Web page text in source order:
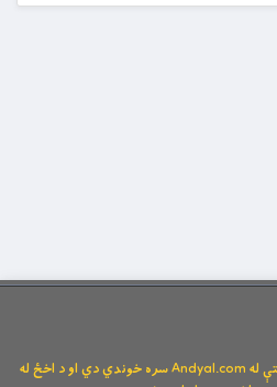
د وېبپاڼې ټولې توکیزې او مانیزې رښتې له Andyal.com سره خوندي دي او د اخځ له